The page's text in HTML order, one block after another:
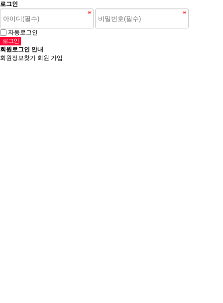
로그인
자동로그인
회원로그인 안내
회원정보찾기
회원 가입